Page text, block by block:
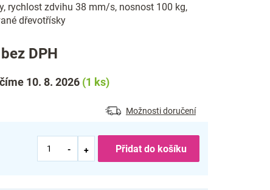
DPH
10. 8. 2026 (1 ks)
Možnosti doručení
Přidat do košíku
rychlost zdvihu 38 mm/s, nosnost 100 kg,
dřevotřísky